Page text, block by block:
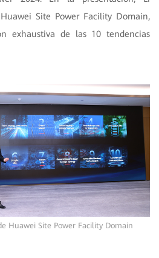
Site Power Facility Domain,
exhaustiva de las 10 tendencias
Huawei Site Power Facility Domain